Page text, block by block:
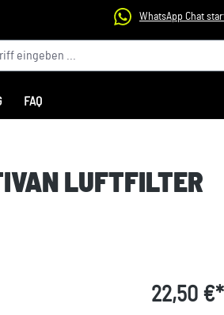
WhatsApp Chat
FAQ
LUFTFILTER
22,50 €*